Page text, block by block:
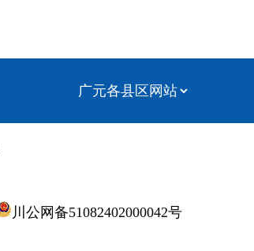
川公网备51082402000042号